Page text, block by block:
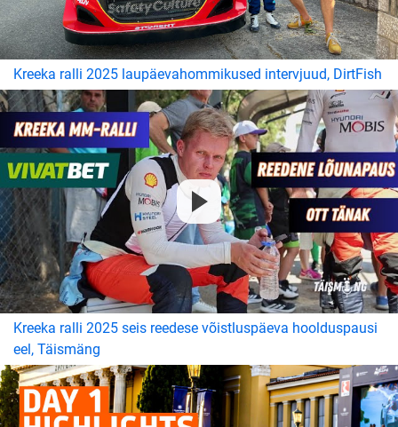
Kreeka ralli 2025 laupäevahommikused intervjuud, DirtFish
Kreeka ralli 2025 seis reedese võistluspäeva hoolduspausi
eel, Täismäng